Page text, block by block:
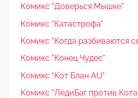
Комикс "Доверься Мышке"
Комикс "Катастрофа"
Комикс "Когда разбиваются
Комикс "Конец Чудес"
Комикс "Кот Блан AU"
Комикс "ЛедиБаг против